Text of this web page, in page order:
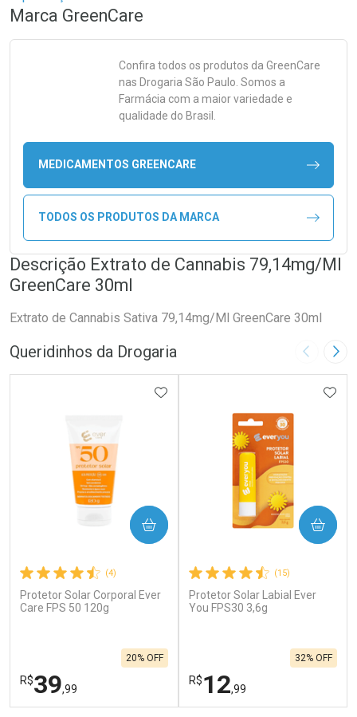
Marca GreenCare
Confira todos os produtos da GreenCare
nas Drogaria São Paulo. Somos a
Farmácia com a maior variedade e
qualidade do Brasil.
MEDICAMENTOS GREENCARE
TODOS OS PRODUTOS DA MARCA
Descrição Extrato de Cannabis 79,14mg/Ml
GreenCare 30ml
Extrato de Cannabis Sativa 79,14mg/Ml GreenCare 30ml
Queridinhos da Drogaria Imagem
(4)
Protetor Solar Corporal Ever
Care FPS 50 120g
R$39,99
20% OFF
ADICIONAR AOS FAVORITOS
COMPRAR
(15)
Protetor Solar Labial Ever
You FPS30 3,6g
R$12,99
32% OFF
COMPRAR